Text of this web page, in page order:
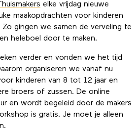
elke vrijdag nieuwe
maakopdrachten voor kinderen
Zo gingen we samen de verveling te
heleboel door te maken.
verder en vonden we het tijd
organiseren we vanaf nu
kinderen van 8 tot 12 jaar en
broers of zussen. De online
en wordt begeleid door de makers
is gratis. Je moet je alleen